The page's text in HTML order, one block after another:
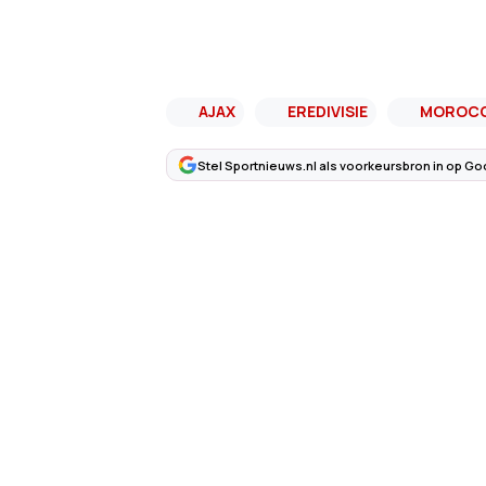
AJAX EREDIVISIE
Stel Sportnieuws.nl als voorkeursbron in op